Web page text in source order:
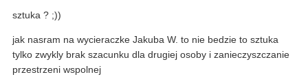
sztuka ? ;))
jak nasram na wycieraczke Jakuba W. to nie bedzie to sztuka
tylko zwykly brak szacunku dla drugiej osoby i zanieczyszczanie
przestrzeni wspolnej